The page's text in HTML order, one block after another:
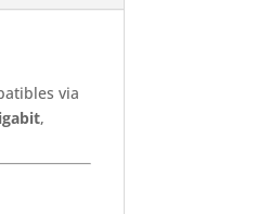
via
,